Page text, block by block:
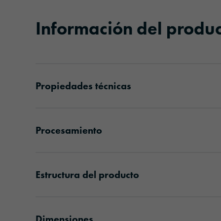
Información del
Propiedades técnicas
Procesamiento
Estructura del producto